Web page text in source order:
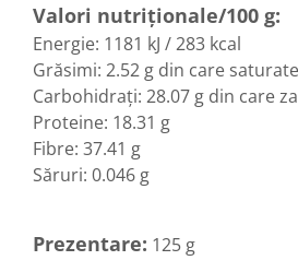
Infecții urinare
Infecții virale
Infertilitate femei
Infertilitate masculină
Inflamatii
Laringospasm
Valori nutriționale/100 g:
Energie: 1181 kJ / 283 kcal
Grăsimi: 2.52 g din care
Carbohidrați: 28.07 g din care
Proteine: 18.31 g
Fibre: 37.41 g
Săruri: 0.046 g
Prezentare: 125 g